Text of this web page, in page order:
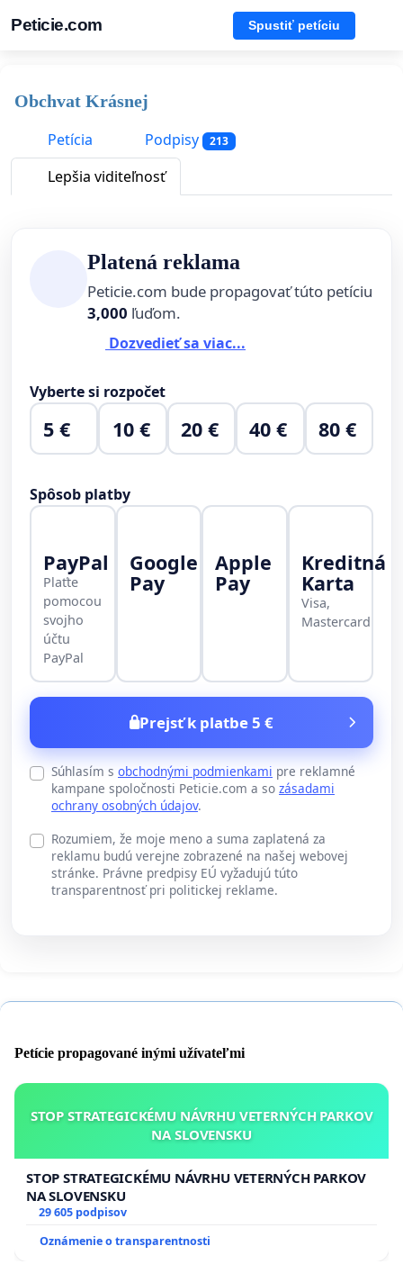
Peticie.com Spustiť petíciu
Obchvat Krásnej
Petícia
Podpisy 213
Lepšia viditeľnosť
Platená reklama
Peticie.com bude propagovať túto petíciu
3,000 ľuďom.
Dozvedieť sa viac...
Vyberte si rozpočet
5 € 10 € 20 € 40 € 80 €
Spôsob platby
PayPal
Plaťte
pomocou
svojho
účtu
PayPal
Google
Pay
Apple
Pay
Kreditná
Karta
Visa,
Mastercard
Prejsť k platbe 5 €
Súhlasím s obchodnými podmienkami pre reklamné
kampane spoločnosti Peticie.com a so zásadami
ochrany osobných údajov.
Rozumiem, že moje meno a suma zaplatená za
reklamu budú verejne zobrazené na našej webovej
stránke. Právne predpisy EÚ vyžadujú túto
transparentnosť pri politickej reklame.
Petície propagované inými užívateľmi
STOP STRATEGICKÉMU NÁVRHU VETERNÝCH PARKOV
NA SLOVENSKU
STOP STRATEGICKÉMU NÁVRHU VETERNÝCH PARKOV
NA SLOVENSKU
29 605 podpisov
Oznámenie o transparentnosti